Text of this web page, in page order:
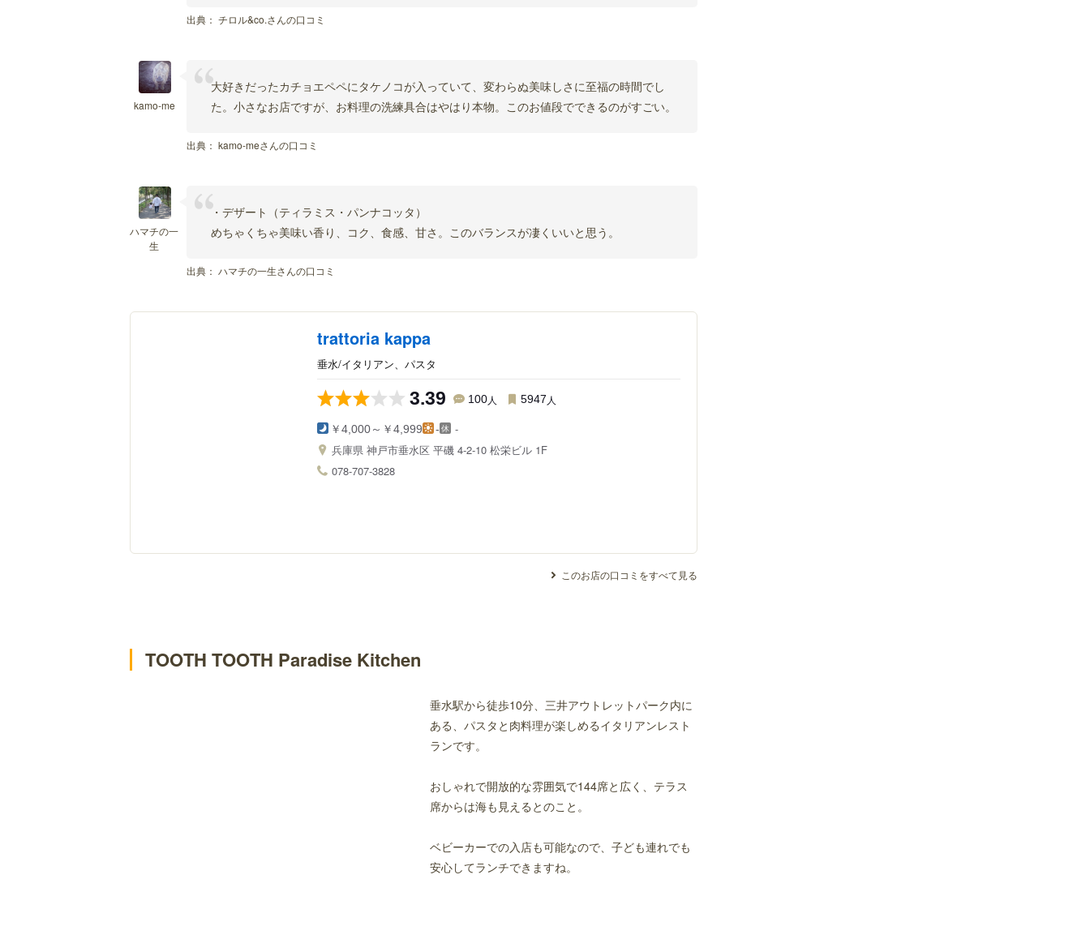
出典： チロル&co.さんの口コミ
kamo-me
大好きだったカチョエペペにタケノコが入っていて、変わらぬ美味しさに至福の時間でし
た。小さなお店ですが、お料理の洗練具合はやはり本物。このお値段でできるのがすごい。
出典： kamo-meさんの口コミ
ハマチの一
生
・デザート（ティラミス・パンナコッタ）
めちゃくちゃ美味い香り、コク、食感、甘さ。このバランスが凄くいいと思う。
出典： ハマチの一生さんの口コミ
trattoria kappa
垂水/イタリアン、パスタ
3.39 100人 5947 人
￥4,000～￥4,999 -
-
兵庫県 神戸市垂水区 平磯 4-2-10 松栄ビル 1F
078-707-3828
このお店の口コミをすべて見る
TOOTH TOOTH Paradise Kitchen
垂水駅から徒歩10分、三井アウトレットパーク内に
ある、パスタと肉料理が楽しめるイタリアンレスト
ランです。
おしゃれで開放的な雰囲気で144席と広く、テラス
席からは海も見えるとのこと。
ベビーカーでの入店も可能なので、子ども連れでも
安心してランチできますね。